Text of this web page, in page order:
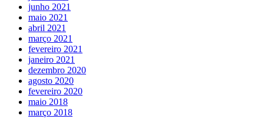
junho 2021
maio 2021
abril 2021
março 2021
fevereiro 2021
janeiro 2021
dezembro 2020
agosto 2020
fevereiro 2020
maio 2018
março 2018